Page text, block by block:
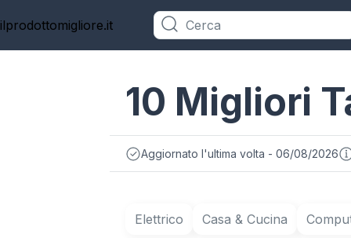
ilprodottomigliore.it
10 Migliori
Aggiornato l'ultima volta - 06/08/2026
Elettrico Casa & Cucina